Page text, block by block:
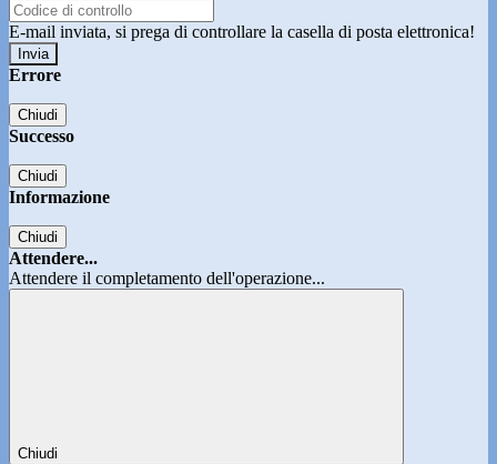
E-mail inviata, si prega di controllare la casella di posta elettronica!
Errore
Chiudi
Successo
Chiudi
Informazione
Chiudi
Attendere...
Attendere il completamento dell'operazione...
Chiudi